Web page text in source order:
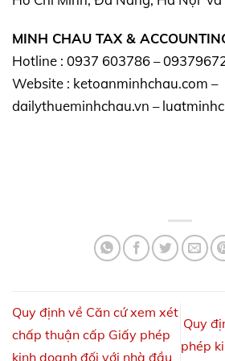
MINH CHAU TAX &
Hotline : 0937 603786 –
Website : ketoanminhchau.com –
dailythueminhchau.vn –
Quy định về Căn cứ xem xét
chấp thuận cấp Giấy phép
kinh doanh đối với nhà đầu
Quy
phép